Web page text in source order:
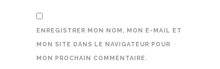
ENREGISTRER MON NOM, MON E-MAIL ET
MON SITE DANS LE NAVIGATEUR POUR
MON PROCHAIN COMMENTAIRE.